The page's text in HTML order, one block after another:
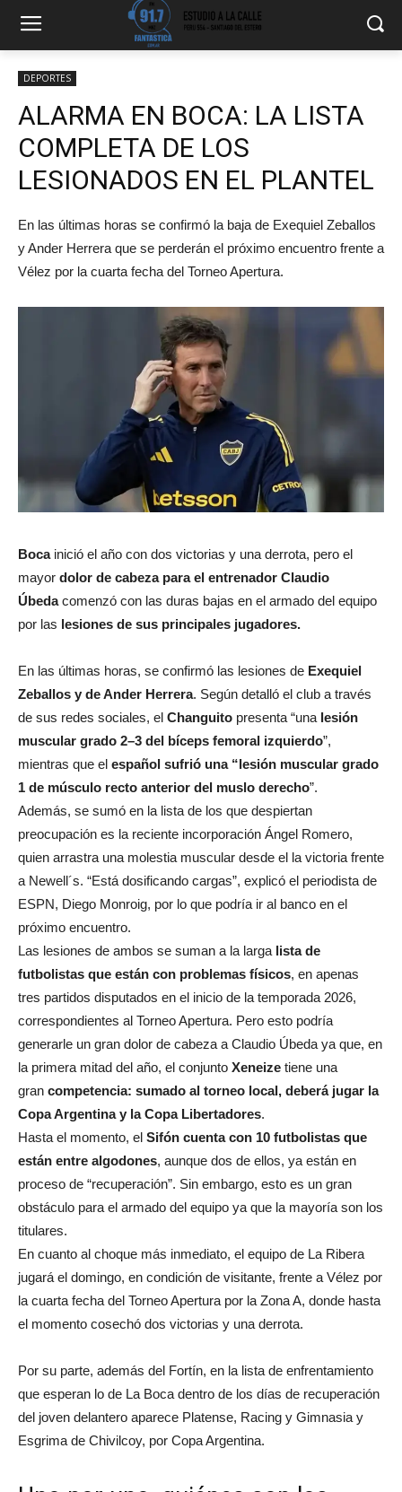
DEPORTES
ALARMA EN BOCA: LA LISTA
COMPLETA DE LOS
LESIONADOS EN EL PLANTEL
En las últimas horas se confirmó la baja de Exequiel Zeballos
y Ander Herrera que se perderán el próximo encuentro frente a
Vélez por la cuarta fecha del Torneo Apertura.
Bocainició el año con dos victorias y una derrota, pero el
mayor dolor de cabeza para el entrenador Claudio
Úbedacomenzó con las duras bajas en el armado del equipo
por las lesiones de sus principales jugadores.
En las últimas horas, se confirmó las lesiones de Exequiel
Zeballos y de Ander Herrera. Según detalló el club a través
de sus redes sociales, el Changuito presenta “una lesión
muscular grado 2–3 del bíceps femoral izquierdo”,
mientras que el español sufrió una “lesión muscular grado
1 de músculo recto anterior del muslo derecho”.
Además, se sumó en la lista de los que despiertan
preocupación es la reciente incorporación Ángel Romero,
quien arrastra una molestia muscular desde el la victoria frente
a Newell´s. “Está dosificando cargas”, explicó el periodista de
ESPN, Diego Monroig, por lo que podría ir al banco en el
próximo encuentro.
Las lesiones de ambos se suman a la larga lista de
futbolistas que están con problemas físicos, en apenas
tres partidos disputados en el inicio de la temporada 2026,
correspondientes al Torneo Apertura. Pero esto podría
generarle un gran dolor de cabeza a Claudio Úbeda ya que, en
la primera mitad del año, el conjunto Xeneize tiene una
gran competencia: sumado al torneo local, deberá jugar la
Copa Argentina y la Copa Libertadores.
Hasta el momento, el Sifón cuenta con 10 futbolistas que
están entre algodones, aunque dos de ellos, ya están en
proceso de “recuperación”. Sin embargo, esto es un gran
obstáculo para el armado del equipo ya que la mayoría son los
titulares.
En cuanto al choque más inmediato, el equipo de La Ribera
jugará el domingo, en condición de visitante, frente a Vélez por
la cuarta fecha del Torneo Apertura por la Zona A, donde hasta
el momento cosechó dos victorias y una derrota.
Por su parte, además del Fortín, en la lista de enfrentamiento
que esperan lo de La Boca dentro de los días de recuperación
del joven delantero aparece Platense, Racing y Gimnasia y
Esgrima de Chivilcoy, por Copa Argentina.